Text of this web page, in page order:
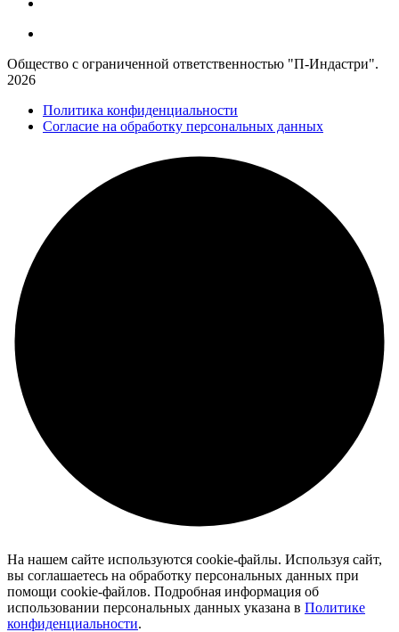
Общество с ограниченной ответственностью "П-Индастри".
2026
Политика конфиденциальности
Согласие на обработку персональных данных
На нашем сайте используются cookie-файлы. Используя сайт,
вы соглашаетесь на обработку персональных данных при
помощи cookie-файлов. Подробная информация об
использовании персональных данных указана в Политике
конфиденциальности.